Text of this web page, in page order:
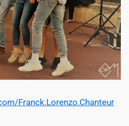
Franck.Lorenzo.Chanteur